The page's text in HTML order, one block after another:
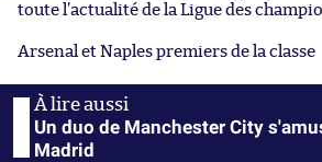
toute l’actualité de la Ligue des
Arsenal et Naples premiers de la classe
Un duo de Manchester City
Madrid